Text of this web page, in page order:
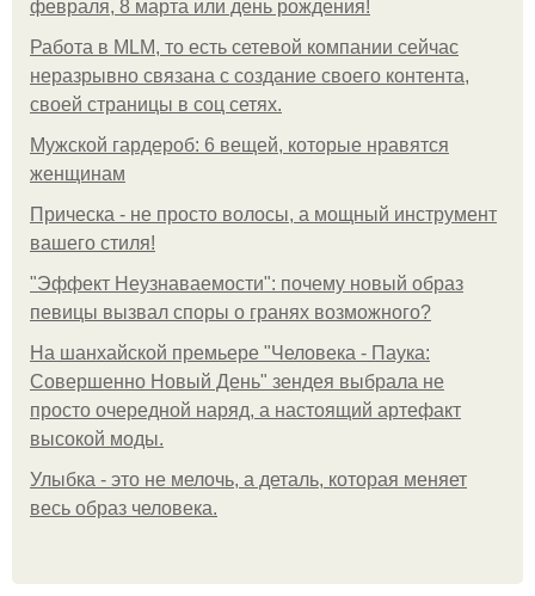
февраля, 8 марта или день рождения!
Работа в MLM, то есть сетевой компании сейчас
неразрывно связана с создание своего контента,
своей страницы в соц сетях.
Мужской гардероб: 6 вещей, которые нравятся
женщинам
Прическа - не просто волосы, а мощный инструмент
вашего стиля!
"Эффект Неузнаваемости": почему новый образ
певицы вызвал споры о гранях возможного?
На шанхайской премьере "Человека - Паука:
Совершенно Новый День" зендея выбрала не
просто очередной наряд, а настоящий артефакт
высокой моды.
Улыбка - это не мелочь, а деталь, которая меняет
весь образ человека.